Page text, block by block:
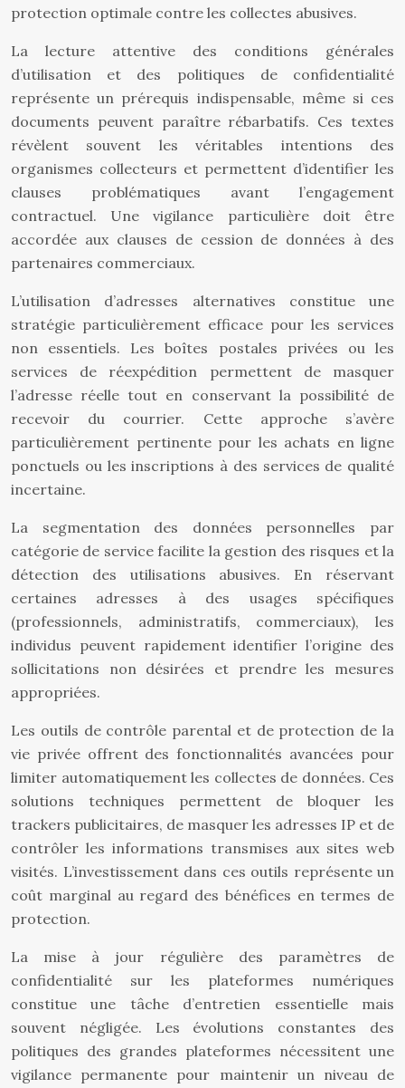
protection optimale contre les collectes abusives.
La lecture attentive des conditions générales
d’utilisation et des politiques de confidentialité
représente un prérequis indispensable, même si ces
documents peuvent paraître rébarbatifs. Ces textes
révèlent souvent les véritables intentions des
organismes collecteurs et permettent d’identifier les
clauses problématiques avant l’engagement
contractuel. Une vigilance particulière doit être
accordée aux clauses de cession de données à des
partenaires commerciaux.
L’utilisation d’adresses alternatives constitue une
stratégie particulièrement efficace pour les services
non essentiels. Les boîtes postales privées ou les
services de réexpédition permettent de masquer
l’adresse réelle tout en conservant la possibilité de
recevoir du courrier. Cette approche s’avère
particulièrement pertinente pour les achats en ligne
ponctuels ou les inscriptions à des services de qualité
incertaine.
La segmentation des données personnelles par
catégorie de service facilite la gestion des risques et la
détection des utilisations abusives. En réservant
certaines adresses à des usages spécifiques
(professionnels, administratifs, commerciaux), les
individus peuvent rapidement identifier l’origine des
sollicitations non désirées et prendre les mesures
appropriées.
Les outils de contrôle parental et de protection de la
vie privée offrent des fonctionnalités avancées pour
limiter automatiquement les collectes de données. Ces
solutions techniques permettent de bloquer les
trackers publicitaires, de masquer les adresses IP et de
contrôler les informations transmises aux sites web
visités. L’investissement dans ces outils représente un
coût marginal au regard des bénéfices en termes de
protection.
La mise à jour régulière des paramètres de
confidentialité sur les plateformes numériques
constitue une tâche d’entretien essentielle mais
souvent négligée. Les évolutions constantes des
politiques des grandes plateformes nécessitent une
vigilance permanente pour maintenir un niveau de